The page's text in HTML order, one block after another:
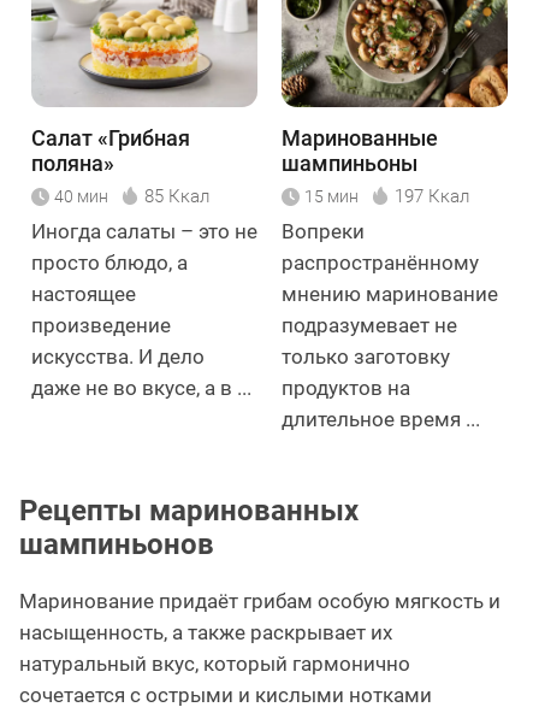
Салат «Грибная
поляна»
40 мин 85 Ккал
Иногда салаты – это не
просто блюдо, а
настоящее
произведение
искусства. И дело
даже не во вкусе, а в ...
Маринованные
шампиньоны
15 мин 197 Ккал
Вопреки
распространённому
мнению маринование
подразумевает не
только заготовку
продуктов на
длительное время ...
Рецепты маринованных
шампиньонов
Маринование придаёт грибам особую мягкость и
насыщенность, а также раскрывает их
натуральный вкус, который гармонично
сочетается с острыми и кислыми нотками